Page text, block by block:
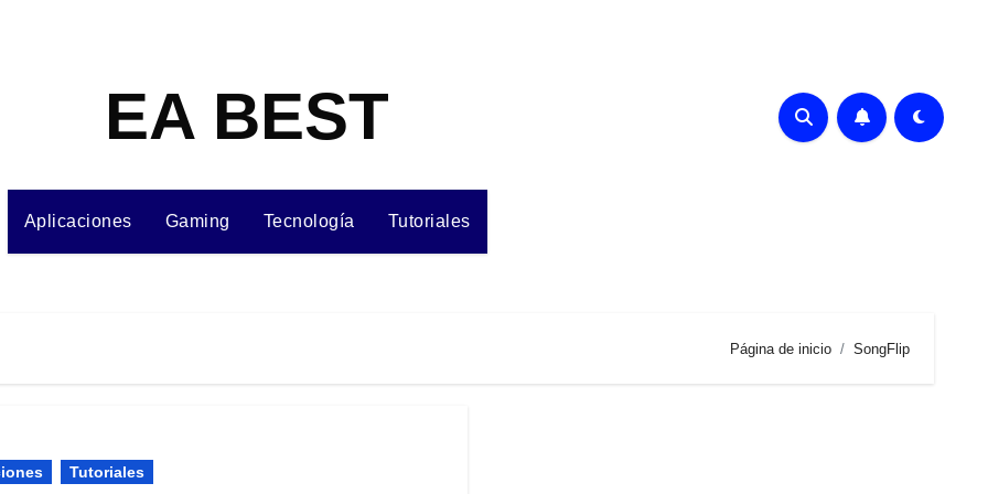
EA BEST
Aplicaciones Gaming Tecnología Tutoriales
Página de inicio SongFlip
Tutoriales